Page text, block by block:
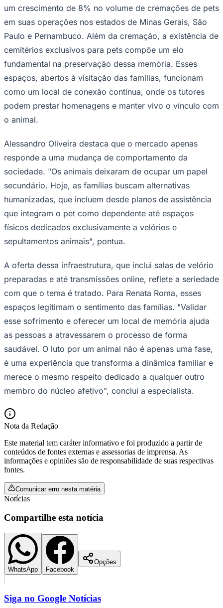
um crescimento de 8% no volume de cremações de pets
em suas operações nos estados de Minas Gerais, São
Paulo e Pernambuco. Além da cremação, a existência de
cemitérios exclusivos para pets compõe um elo
fundamental na preservação dessa memória. Esses
espaços, abertos à visitação das famílias, funcionam
como um local de conexão contínua, onde os tutores
podem prestar homenagens e manter vivo o vínculo com
o animal.
Alessandro Oliveira destaca que o mercado apenas
responde a uma mudança de comportamento da
sociedade. "Os animais deixaram de ocupar um papel
secundário. Hoje, as famílias buscam alternativas
humanizadas, que incluem desde planos de assistência
que integram o pet como dependente até espaços
físicos dedicados exclusivamente a velórios e
sepultamentos animais", pontua.
A oferta dessa infraestrutura, que inclui salas de velório
preparadas e até transmissões online, reflete a seriedade
com que o tema é tratado. Para Renata Roma, esses
espaços legitimam o sentimento das famílias. "Validar
esse sofrimento e oferecer um local de memória ajuda
as pessoas a atravessarem o processo de forma
saudável. O luto por um animal não é apenas uma fase,
é uma experiência que transforma a dinâmica familiar e
merece o mesmo respeito dedicado a qualquer outro
membro do núcleo afetivo", conclui a especialista.
Nota da Redação
Este material tem caráter informativo e foi produzido a partir de
conteúdos de fontes externas e assessorias de imprensa. As
informações e opiniões são de responsabilidade de suas respectivas
fontes.
Comunicar erro nesta matéria
Notícias
Compartilhe esta notícia
WhatsApp Facebook
Opções
Siga no Google Notícias